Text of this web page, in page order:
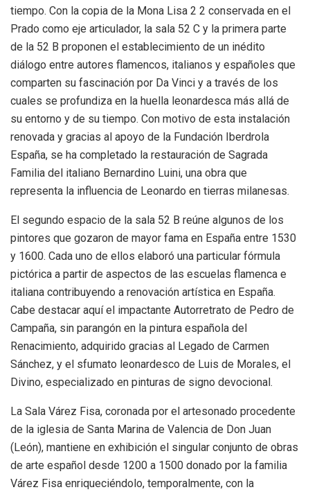
tiempo. Con la copia de la Mona Lisa 2 2 conservada en el
Prado como eje articulador, la sala 52 C y la primera parte
de la 52 B proponen el establecimiento de un inédito
diálogo entre autores flamencos, italianos y españoles que
comparten su fascinación por Da Vinci y a través de los
cuales se profundiza en la huella leonardesca más allá de
su entorno y de su tiempo. Con motivo de esta instalación
renovada y gracias al apoyo de la Fundación Iberdrola
España, se ha completado la restauración de Sagrada
Familia del italiano Bernardino Luini, una obra que
representa la influencia de Leonardo en tierras milanesas.
El segundo espacio de la sala 52 B reúne algunos de los
pintores que gozaron de mayor fama en España entre 1530
y 1600. Cada uno de ellos elaboró una particular fórmula
pictórica a partir de aspectos de las escuelas flamenca e
italiana contribuyendo a renovación artística en España.
Cabe destacar aquí el impactante Autorretrato de Pedro de
Campaña, sin parangón en la pintura española del
Renacimiento, adquirido gracias al Legado de Carmen
Sánchez, y el sfumato leonardesco de Luis de Morales, el
Divino, especializado en pinturas de signo devocional.
La Sala Várez Fisa, coronada por el artesonado procedente
de la iglesia de Santa Marina de Valencia de Don Juan
(León), mantiene en exhibición el singular conjunto de obras
de arte español desde 1200 a 1500 donado por la familia
Várez Fisa enriqueciéndolo, temporalmente, con la